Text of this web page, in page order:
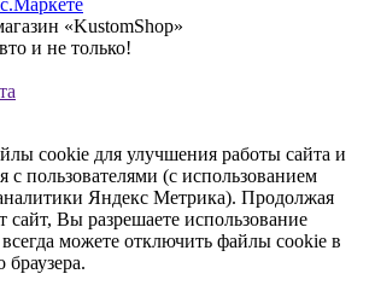
«KustomShop»
и не только!
cookie для улучшения работы сайта и
с пользователями (с использованием
Яндекс Метрика). Продолжая
сайт, Вы разрешаете использование
можете отключить файлы cookie в